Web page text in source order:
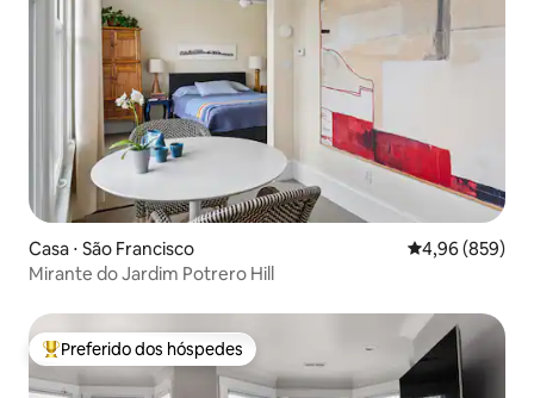
Casa ⋅ São Francisco 4,96 de uma
4,96 (859)
Mirante do Jardim Potrero Hill
Entre os melhores preferidos dos hóspedes
Preferido dos hóspedes